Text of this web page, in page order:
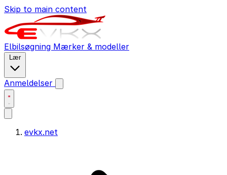
Skip to main content
Elbilsøgning Mærker & modeller
Lær
Anmeldelser
evkx.net